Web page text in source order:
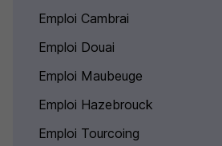
Emploi Cambrai
Emploi Douai
Emploi Maubeuge
Emploi Hazebrouck
Emploi Tourcoing